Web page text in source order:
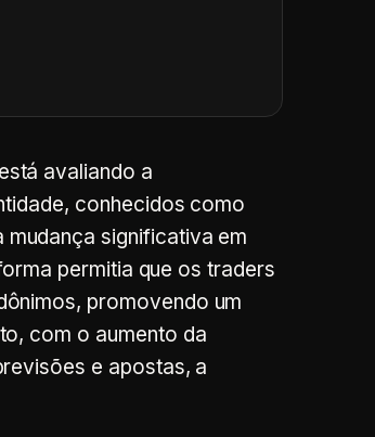
avaliando a
conhecidos como
significativa em
permitia que os traders
promovendo um
com o aumento da
e apostas, a